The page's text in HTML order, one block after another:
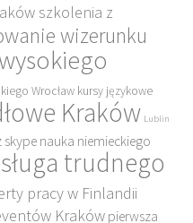
szkolenia z
wizerunku
Wrocław kursy językowe
Kraków Lublin
skype nauka niemieckiego
trudnego
pracy w Finlandii
Kraków pierwsza